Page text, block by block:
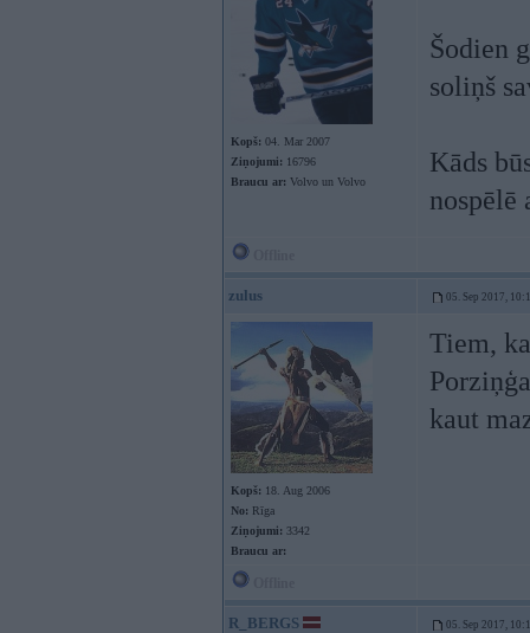
Kopš: 04. Mar 2007
Ziņojumi: 16796
Braucu ar: Volvo un Volvo
Šodien
soliņš
Kāds
zulus 05. Sep 2017,
Kopš: 18. Aug 2006
No: Rīga
Ziņojumi: 3342
Braucu ar:
Tiem,
kaut
R_BERGS 05. Sep 2017,